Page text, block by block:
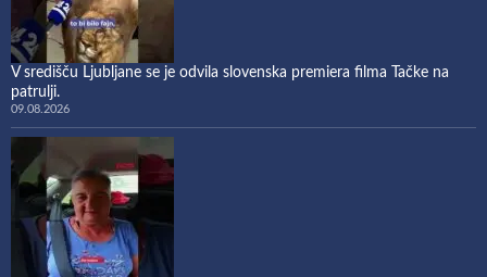
V središču Ljubljane se je odvila slovenska premiera filma Tačke na
patrulji.
09.08.2026